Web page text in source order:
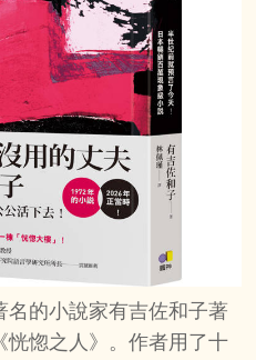
的小說家有吉佐和子著
恍惚之人》。作者用了十